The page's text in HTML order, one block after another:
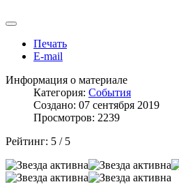
Печать
E-mail
Информация о материале
Категория: События
Создано: 07 сентября 2019
Просмотров: 2239
Рейтинг: 5 / 5